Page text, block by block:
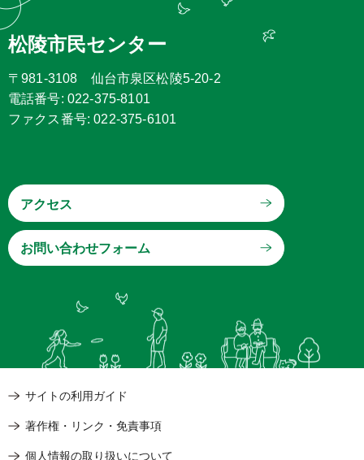
松陵市民センター
〒981-3108 仙台市泉区松陵5-20-2
電話番号: 022-375-8101
ファクス番号: 022-375-6101
アクセス
サイトの利用ガイド
著作権・リンク・免責事項
個人情報の取り扱いについて